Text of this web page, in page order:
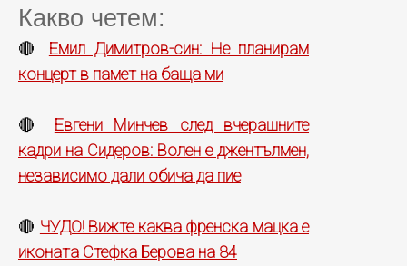
Какво четем:
🔴 Емил Димитров-син: Не планирам
концерт в памет на баща ми
🔴 Евгени Минчев след вчерашните
кадри на Сидеров: Волен е джентълмен,
независимо дали обича да пие
🔴 ЧУДО! Вижте каква френска мацка е
иконата Стефка Берова на 84